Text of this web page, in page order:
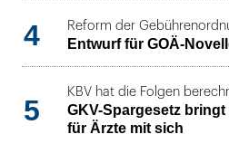
4 Reform der
Entwurf für GOÄ-
5
KBV hat die Folgen
GKV-Spargesetz
für Ärzte mit sich